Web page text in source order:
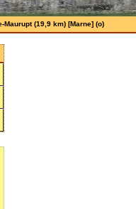
Maurupt (19,9 km) [Marne] (o)